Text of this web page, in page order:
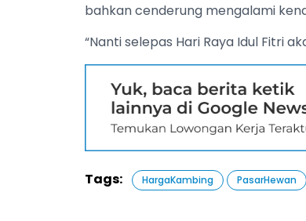
bahkan cenderung mengalami
​“Nanti selepas Hari Raya Idul Fitri
Tags: HargaKambing PasarHewan